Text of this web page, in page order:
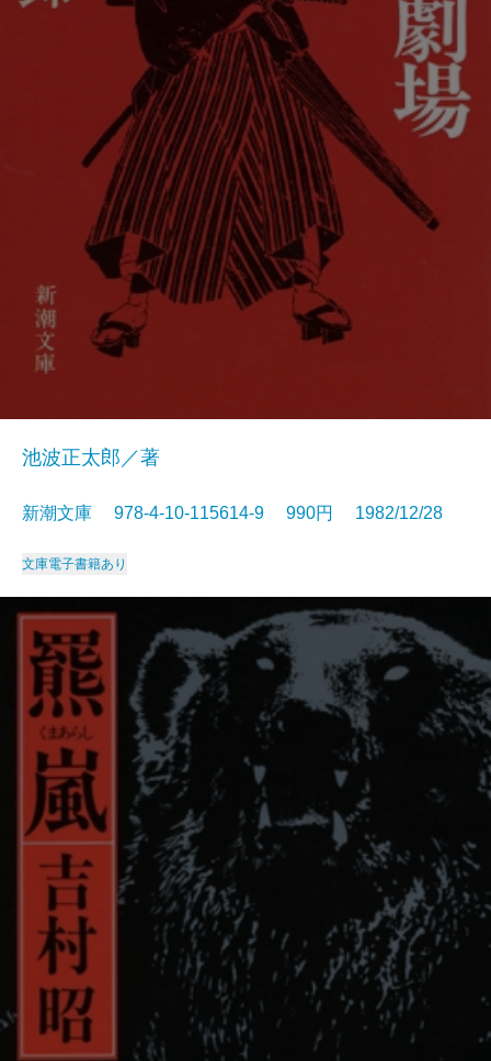
池波正太郎／著
新潮文庫 978-4-10-115614-9 990円 1982/12/28
文庫電子書籍あり